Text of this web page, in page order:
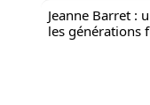
Jeanne Barret :
les générations